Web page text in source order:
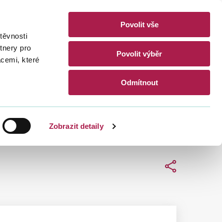
pro
které
Zobrazit detaily
Povolit vše
Povolit výběr
Odmítnout
CZ EN
Sdílet